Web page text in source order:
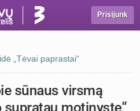
Prisijunk
„Tėvai paprastai“
sūnaus virsmą
supratau motinystę“